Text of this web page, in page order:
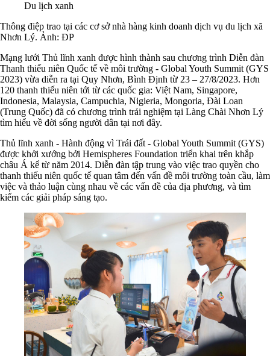
Du lịch xanh
Thông điệp trao tại các cơ sở nhà hàng kinh doanh dịch vụ du lịch xã
Nhơn Lý. Ảnh: ĐP
Mạng lưới Thủ lĩnh xanh được hình thành sau chương trình Diễn đàn
Thanh thiếu niên Quốc tế về môi trường - Global Youth Summit (GYS
2023) vừa diễn ra tại Quy Nhơn, Bình Định từ 23 – 27/8/2023. Hơn
120 thanh thiếu niên tới từ các quốc gia: Việt Nam, Singapore,
Indonesia, Malaysia, Campuchia, Nigieria, Mongoria, Đài Loan
(Trung Quốc) đã có chương trình trải nghiệm tại Làng Chài Nhơn Lý
tìm hiểu về đời sống người dân tại nơi đây.
Thủ lĩnh xanh - Hành động vì Trái đất - Global Youth Summit (GYS)
được khởi xướng bởi Hemispheres Foundation triển khai trên khắp
châu Á kể từ năm 2014. Diễn đàn tập trung vào việc trao quyền cho
thanh thiếu niên quốc tế quan tâm đến vấn đề môi trường toàn cầu, làm
việc và thảo luận cùng nhau về các vấn đề của địa phương, và tìm
kiếm các giải pháp sáng tạo.